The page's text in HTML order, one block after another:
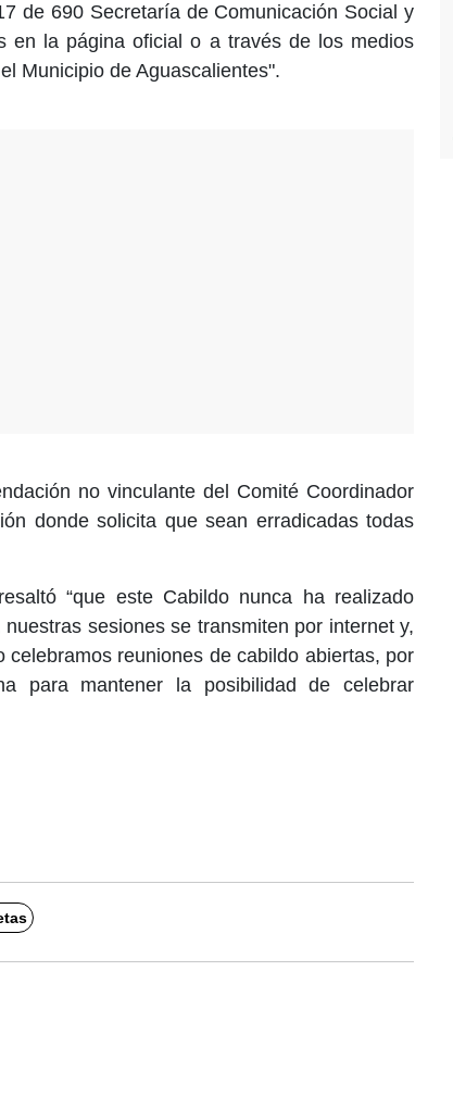
de 690 Secretaría de Comunicación Social y
en la página oficial o a través de los medios
Municipio de Aguascalientes".
no vinculante del Comité Coordinador
donde solicita que sean erradicadas todas
“que este Cabildo nunca ha realizado
sesiones se transmiten por internet y,
celebramos reuniones de cabildo abiertas, por
para mantener la posibilidad de celebrar